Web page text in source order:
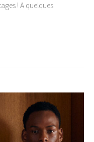
! A quelques